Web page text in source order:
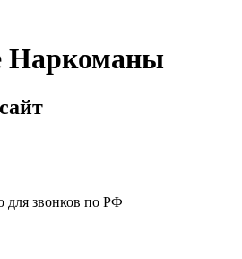
Наркоманы
для звонков по РФ